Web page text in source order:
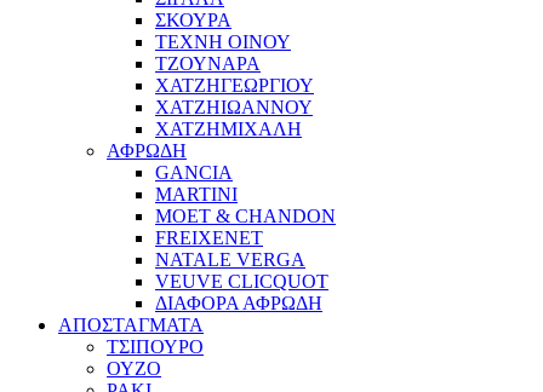
ΣΚΟΥΡΑ
ΤΕΧΝΗ ΟΙΝΟΥ
ΤΖΟΥΝΑΡΑ
ΧΑΤΖΗΓΕΩΡΓΙΟΥ
ΧΑΤΖΗΙΩΑΝΝΟΥ
ΧΑΤΖΗΜΙΧΑΛΗ
ΑΦΡΩΔΗ
GANCIA
MARTINI
MOET & CHANDON
FREIXENET
NATALE VERGA
VEUVE CLICQUOT
ΔΙΑΦΟΡΑ ΑΦΡΩΔΗ
ΑΠΟΣΤΑΓΜΑΤΑ
ΤΣΙΠΟΥΡΟ
ΟΥΖΟ